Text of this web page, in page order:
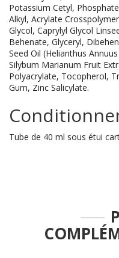
Potassium Cetyl,
Alkyl, Acrylate
Glycol, Caprylyl Glycol
Behenate, Glyceryl,
Seed Oil (Helianthus
Silybum Marianum Fruit
Polyacrylate, Tocopherol,
Gum, Zinc Salicylate.
Tube de 40 ml sous étui